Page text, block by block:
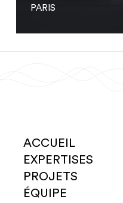
PARIS
ACCUEIL
EXPERTISES
PROJETS
ÉQUIPE